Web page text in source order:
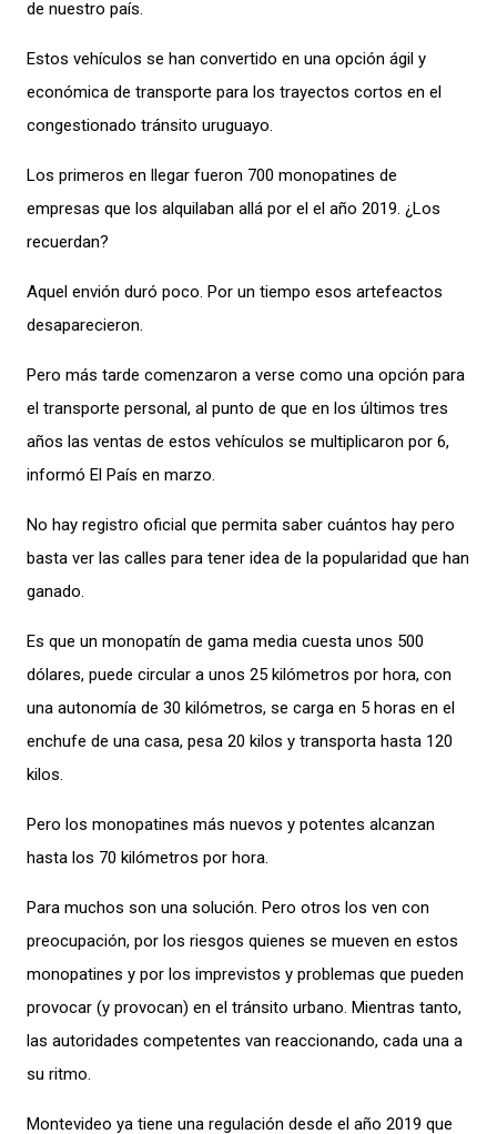
de nuestro país.
Estos vehículos se han convertido en una opción ágil y
económica de transporte para los trayectos cortos en el
congestionado tránsito uruguayo.
Los primeros en llegar fueron 700 monopatines de
empresas que los alquilaban allá por el el año 2019. ¿Los
recuerdan?
Aquel envión duró poco. Por un tiempo esos artefeactos
desaparecieron.
Pero más tarde comenzaron a verse como una opción para
el transporte personal, al punto de que en los últimos tres
años las ventas de estos vehículos se multiplicaron por 6,
informó El País en marzo.
No hay registro oficial que permita saber cuántos hay pero
basta ver las calles para tener idea de la popularidad que han
ganado.
Es que un monopatín de gama media cuesta unos 500
dólares, puede circular a unos 25 kilómetros por hora, con
una autonomía de 30 kilómetros, se carga en 5 horas en el
enchufe de una casa, pesa 20 kilos y transporta hasta 120
kilos.
Pero los monopatines más nuevos y potentes alcanzan
hasta los 70 kilómetros por hora.
Para muchos son una solución. Pero otros los ven con
preocupación, por los riesgos quienes se mueven en estos
monopatines y por los imprevistos y problemas que pueden
provocar (y provocan) en el tránsito urbano. Mientras tanto,
las autoridades competentes van reaccionando, cada una a
su ritmo.
Montevideo ya tiene una regulación desde el año 2019 que